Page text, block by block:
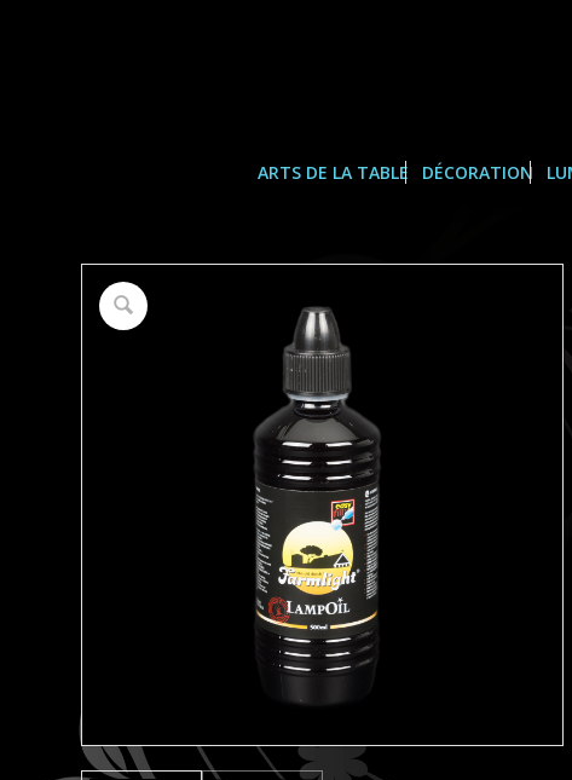
ARTS DE LA TABLE DÉCORATION